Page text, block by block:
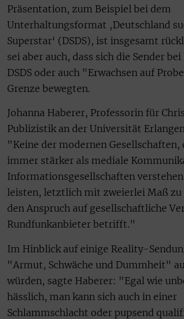
Präsentation, zum Beispiel bei dem
Unterhaltungsformat ‚Deutschland
Superstar‘ (DSDS), ist insgesamt
sei aber auch, dass sich die Sender
DSDS oder auch "Erwachsen auf
Grenze bewegten.
Johanna Haberer, Professorin für
Publizistik an der Universität
"Keine der modernen Gesellschaften,
immer stärker als mediale
Informationsgesellschaften
leisten, letztlich mit zweierlei Maß zu
den Anspruch auf gesellschaftliche
Rundfunkanbieter betrifft."
Im Hinblick auf einige Reality-
"Armut, Schwäche und Dummheit"
würden, sagte Haberer: "Egal wie
hässlich, man kann sich auch in einer
Schlammschlacht oder pupsend